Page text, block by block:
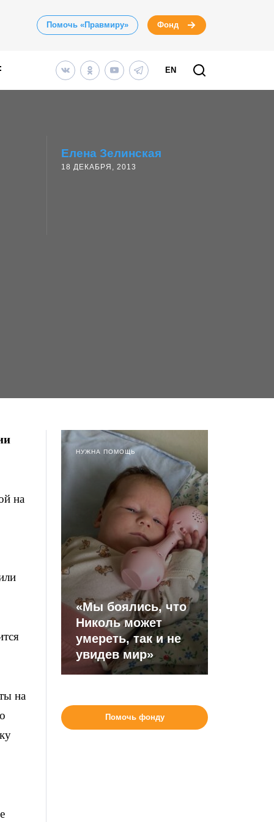
Помочь «Правмиру» Фонд
EN
Елена Зелинская
18 ДЕКАБРЯ, 2013
на
на
НУЖНА ПОМОЩЬ
«Мы боялись, что
Николь может
умереть, так и не
увидев мир»
Помочь фонду